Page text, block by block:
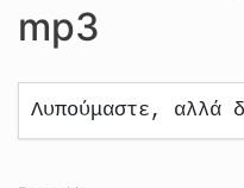
mp3
Λυπούμαστε, αλλά